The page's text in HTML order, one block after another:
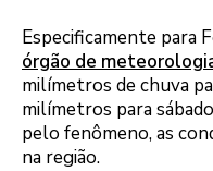
Especificamente para
órgão de
milímetros de chuva
milímetros para
pelo fenômeno, as
na região.